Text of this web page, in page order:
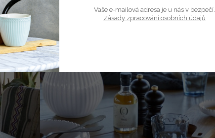
Vaše e-mailová adresa je u nás v bezpečí.
Zásady zpracování osobních údajů